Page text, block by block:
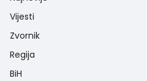
Vijesti
Zvornik
Regija
BiH